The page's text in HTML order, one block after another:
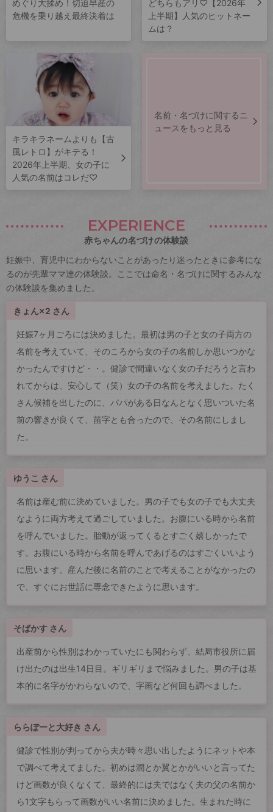
めぐり大揉め！切迫早産の
危機を乗り越え最終決着は
どちらもアリ♡【2026年
上半期】人気のヒットネー
ムは？
キラキラネームよりも【古
風レトロ】がキテる！
2026年上半期、女の子に
人気の名前はコレだ♡
名前・名づけに関するニ
ュースをもっと見る
EXPERIENCE
赤ちゃんの名づけの体験談
妊娠中、育児中にわからないことがあったり迷ったときに参考にな
るのが先輩ママ達の体験談。ここでは命名・名づけに関するみんな
の体験談を集めました。
きょん×2 さん
妊娠7ヶ月ごろには決めました。最初は男の子と女の子両方の
名前を考えていて、そのころから女の子の名前しか思いつかな
かったんですけど・・。健診で間違いなく女の子だろうと言わ
れてからは、安心して（笑）女の子の名前を考えました。たく
さん候補を出したのに、パパがある日なんとなく思いついた名
前の響きが良くて、苗字とも合ったので、その名前にしまし
た。
ゆうこ さん
名前は産む前に決めていました。男の子でも女の子でも大丈夫
なように両方考えて過ごしていました。お腹にいる時から名前
を呼んでいました。胎動が返ってくるとすごく嬉しかったで
す。お腹にいる時から名前を呼んであげるのはすごくいいよう
に思います。産んだ後に名前のことで考えることがなかったの
で、すぐにお世話に専念できたように思います。
そばかす さん
出産前から性別はわかっていたにも関わらず、結局市役所に届
け出たのは出生14日目。ギリギリまで悩みました。男の子は基
本的に名字がかわらないので、字画など何回も調べました。
ららぽーと大好き さん
健診で性別が判ってから夫が時々思い出したようにネットや本
で調べて考えてました。初めは潤とか翼とかがいいと言ってた
けど画数が良くなくて、最終的には夫ではなく夫の父の名前か
ら1文字もらって画数がいい名前に決めました。生まれた時に